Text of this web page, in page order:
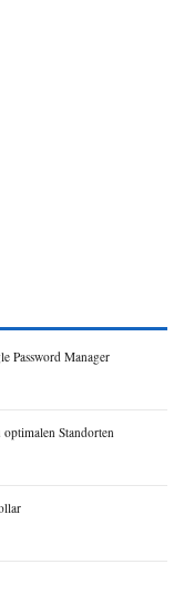
Password Manager
Standorten